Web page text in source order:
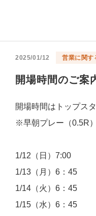
2025/01/12 営業に関す
開場時間のご案
開場時間はトップス
※早朝プレー（0.5R
1/12（日）7:00
1/13（月）6：45
1/14（火）6：45
1/15（水）6：45